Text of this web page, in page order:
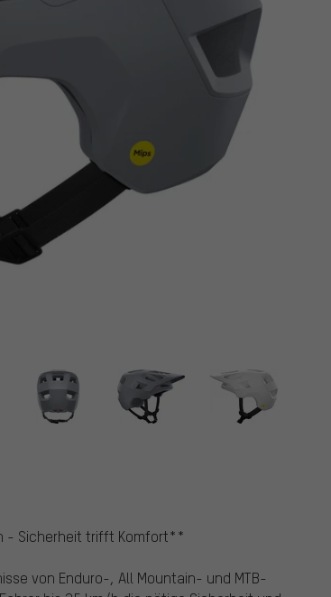
- Sicherheit trifft Komfort**
von Enduro-, All Mountain- und MTB-